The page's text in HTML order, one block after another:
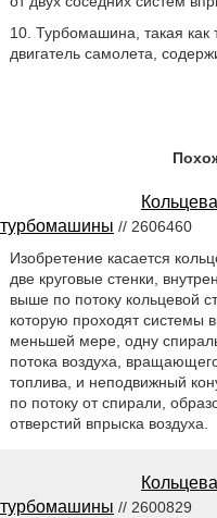
10. Турбомашина, такая как
двигатель самолета,
турбомашины // 2606460
Изобретение касается
две круговые стенки,
выше по потоку кольцевой
которую проходят системы
меньшей мере, одну
потока воздуха,
топлива, и неподвижный
по потоку от спирали,
отверстий впрыска воздуха.
турбомашины // 2600829